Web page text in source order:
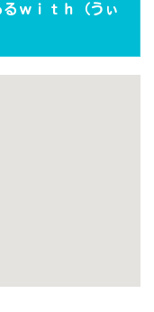
ｗｉｔｈ（うぃ